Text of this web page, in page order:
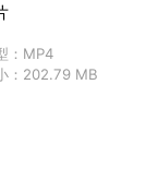
：MP4
：202.79 MB